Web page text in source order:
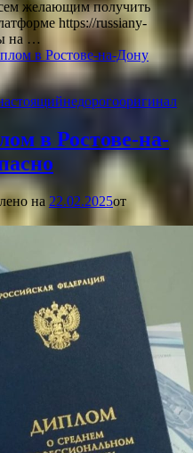
желающим получить
https://russiany-
на …
в Ростове-на-Дону
недорогооригинал
в Ростове-на-
на 22.02.2025от